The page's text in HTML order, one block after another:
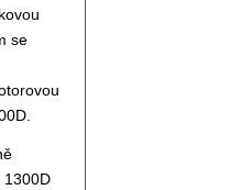
se
1300D